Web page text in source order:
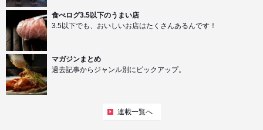
食べログ3.5以下のうまい店
3.5以下でも、おいしいお店はたくさんあるんです！
マガジンまとめ
過去記事からジャンル別にピックアップ。
連載一覧へ